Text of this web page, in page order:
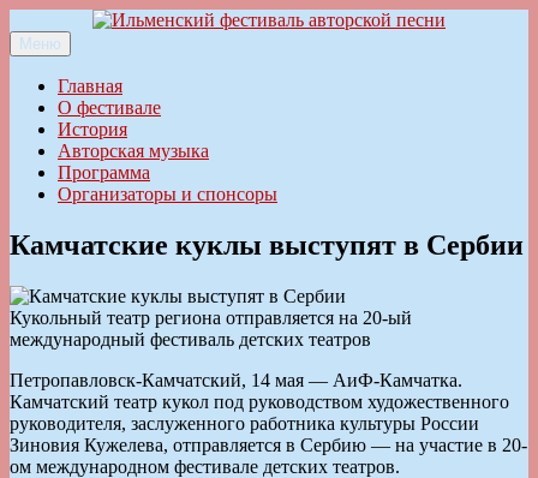
к
содержимому
Ильменский фестиваль авторской песни
Меню
Главная
О фестивале
История
Авторская музыка
Программа
Организаторы и спонсоры
Камчатские куклы выступят в Сербии
Кукольный театр региона отправляется на 20-ый
международный фестиваль детских театров
Петропавловск-Камчатский, 14 мая — АиФ-Камчатка.
Камчатский театр кукол под руководством художественного
руководителя, заслуженного работника культуры России
Зиновия Кужелева, отправляется в Сербию — на участие в 20-
ом международном фестивале детских театров.